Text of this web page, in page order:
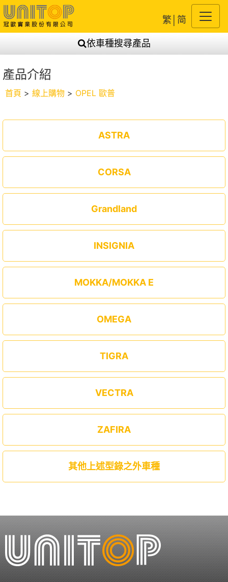
繁 简
依車種搜尋產品
產品介紹
首頁 > 線上購物 > OPEL 歐普
ASTRA
CORSA
Grandland
INSIGNIA
MOKKA/MOKKA E
OMEGA
TIGRA
VECTRA
ZAFIRA
其他上述型錄之外車種